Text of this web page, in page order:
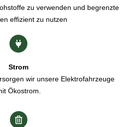
zu verwenden und begrenzte
effizient zu nutzen
Strom
wir unsere Elektrofahrzeuge
Ökostrom.